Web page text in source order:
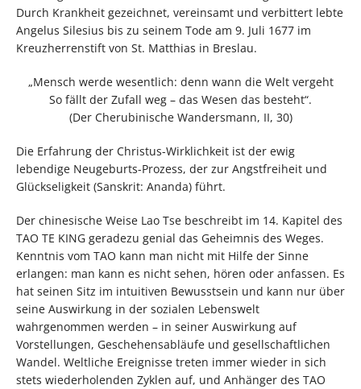
Durch Krankheit gezeichnet, vereinsamt und verbittert lebte
Angelus Silesius bis zu seinem Tode am 9. Juli 1677 im
Kreuzherrenstift von St. Matthias in Breslau.
„Mensch werde wesentlich: denn wann die Welt vergeht
So fällt der Zufall weg – das Wesen das besteht“.
(Der Cherubinische Wandersmann, II, 30)
Die Erfahrung der Christus-Wirklichkeit ist der ewig
lebendige Neugeburts-Prozess, der zur Angstfreiheit und
Glückseligkeit (Sanskrit: Ananda) führt.
Der chinesische Weise Lao Tse beschreibt im 14. Kapitel des
TAO TE KING geradezu genial das Geheimnis des Weges.
Kenntnis vom TAO kann man nicht mit Hilfe der Sinne
erlangen: man kann es nicht sehen, hören oder anfassen. Es
hat seinen Sitz im intuitiven Bewusstsein und kann nur über
seine Auswirkung in der sozialen Lebenswelt
wahrgenommen werden – in seiner Auswirkung auf
Vorstellungen, Geschehensabläufe und gesellschaftlichen
Wandel. Weltliche Ereignisse treten immer wieder in sich
stets wiederholenden Zyklen auf, und Anhänger des TAO